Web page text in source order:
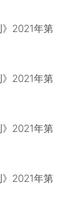
2021年第
2021年第
2021年第
2021年第